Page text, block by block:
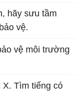
hãy sưu tầm
vệ.
vệ môi trường
X. Tìm tiếng có